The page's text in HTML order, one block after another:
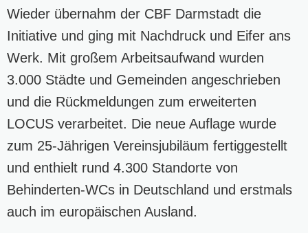
Wieder übernahm der CBF Darmstadt die
Initiative und ging mit Nachdruck und Eifer ans
Werk. Mit großem Arbeitsaufwand wurden
3.000 Städte und Gemeinden angeschrieben
und die Rückmeldungen zum erweiterten
LOCUS verarbeitet. Die neue Auflage wurde
zum 25-Jährigen Vereinsjubiläum fertiggestellt
und enthielt rund 4.300 Standorte von
Behinderten-WCs in Deutschland und erstmals
auch im europäischen Ausland.